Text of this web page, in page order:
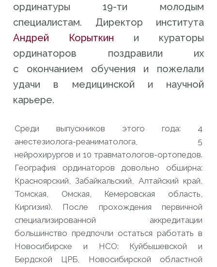
ординатуры 19-ти молодым
специалистам. Директор института
Андрей Корыткин и кураторы
ординаторов поздравили их
с окончанием обучения и пожелали
удачи в медицинской и научной
карьере.
Среди выпускников этого года: 4
анестезиолога-реаниматолога, 5
нейрохирургов и 10 травматологов-ортопедов.
География ординаторов довольно обширна:
Красноярский, Забайкальский, Алтайский край,
Томская, Омская, Кемеровская область,
Киргизия). После прохождения первичной
специализированной аккредитации
большинство предпочли остаться работать в
Новосибирске и НСО: Куйбышевской и
Бердской ЦРБ, Новосибирской областной